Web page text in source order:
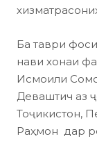
Ба таври
нави хонаи
Исмоили
Деваштич аз
Тоҷикистон,
Раҳмон дар